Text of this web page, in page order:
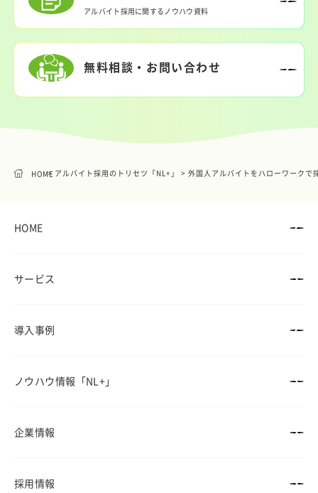
アルバイト採用に関するノウハウ資料
無料相談・お問い合わせ
HOME> アルバイト採用のトリセツ「NL+」 > 外国人アルバイトをハローワークで
HOME
サービス
導入事例
ノウハウ情報 「NL+」
企業情報
採用情報